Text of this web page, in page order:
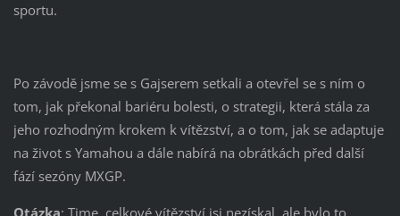
sportu.
Po závodě jsme se s Gajserem setkali a otevřel se s ním o
tom, jak překonal bariéru bolesti, o strategii, která stála za
jeho rozhodným krokem k vítězství, a o tom, jak se adaptuje
na život s Yamahou a dále nabírá na obrátkách před další
fází sezóny MXGP.